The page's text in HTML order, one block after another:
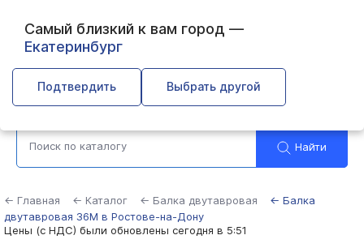
Самый близкий к вам город —
Екатеринбург
Подтвердить Выбрать другой
Ростов-на-Дону
Найти
← Главная ← Каталог ← Балка двутавровая
← Балка
двутавровая 36М в Ростове-на-Дону
Цены (с НДС) были обновлены сегодня в 5:51